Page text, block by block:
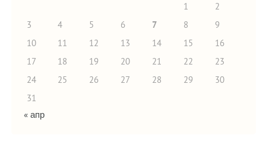
1
2
3
4 5 6 7 8
9
10
11 12 13 14 15
16
17
18 19 20 21 22
23
24
25 26 27 28 29
30
31
« апр